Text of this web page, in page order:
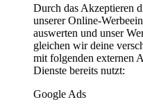
Durch das Akzeptieren
unserer Online-
auswerten und unser
gleichen wir deine
mit folgenden externen
Dienste bereits nutzt:
Google Ads